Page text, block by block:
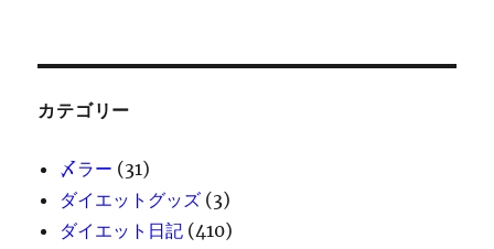
カテゴリー
〆ラー (31)
ダイエットグッズ (3)
ダイエット日記 (410)